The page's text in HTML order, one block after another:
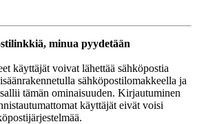
minua pyydetään
käyttäjät voivat lähettää sähköpostia
sähköpostilomakkeella ja
tämän ominaisuuden. Kirjautuminen
käyttäjät eivät voisi